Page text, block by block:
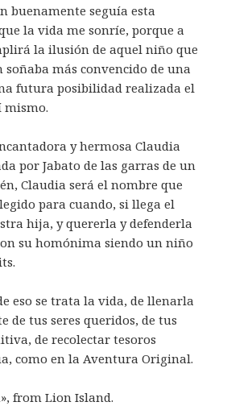
buenamente seguía esta
la vida me sonríe, porque a
la ilusión de aquel niño que
más convencido de una
futura posibilidad realizada el
mismo.
y hermosa Claudia
por Jabato de las garras de un
Claudia será el nombre que
para cuando, si llega el
hija, y quererla y defenderla
su homónima siendo un niño
eso se trata la vida, de llenarla
de tus seres queridos, de tus
de recolectar tesoros
como en la Aventura Original.
from Lion Island.